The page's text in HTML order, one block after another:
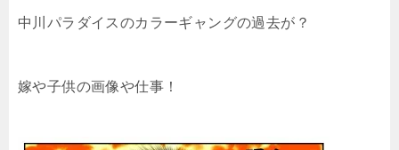
中川パラダイスのカラーギャングの過去が？
嫁や子供の画像や仕事！